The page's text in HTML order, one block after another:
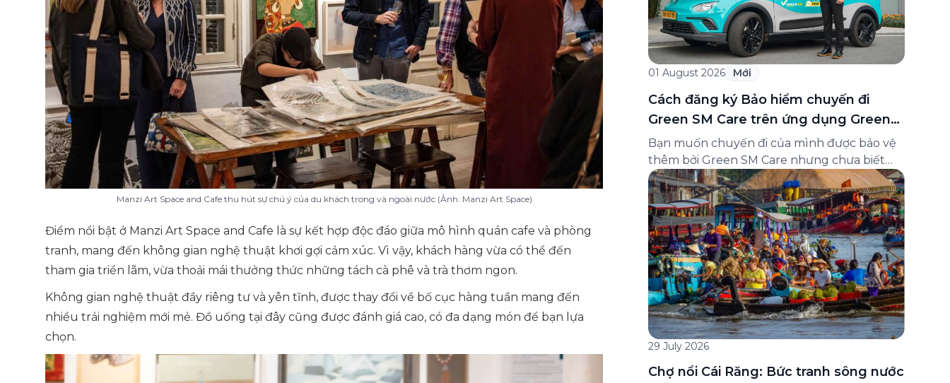
Manzi Art Space and Cafe thu hút sự chú ý của du khách trong và ngoài nước (Ảnh: Manzi Art Space)
Điểm nổi bật ở Manzi Art Space and Cafe là sự kết hợp độc đáo giữa mô hình quán cafe và phòng
tranh, mang đến không gian nghệ thuật khơi gợi cảm xúc. Vì vậy, khách hàng vừa có thể đến
tham gia triển lãm, vừa thoải mái thưởng thức những tách cà phê và trà thơm ngon.
Không gian nghệ thuật đầy riêng tư và yên tĩnh, được thay đổi về bố cục hàng tuần mang đến
nhiều trải nghiệm mới mẻ. Đồ uống tại đây cũng được đánh giá cao, có đa dạng món để bạn lựa
chọn.
01 August 2026 Mới
Cách đăng ký Bảo hiểm chuyến đi
Green SM Care trên ứng dụng Green
SM
Bạn muốn chuyến đi của mình được bảo vệ
thêm bởi Green SM Care nhưng chưa biết
đăng ký ở đâu? Bài viết dưới đây sẽ hướng
dẫn chi tiết cách tham gia (và hủy tham gia)
gói bảo hiểm này ngay trên ứng dụng Green
SM, cùng những lưu ý quan trọng trước khi
[…]
29 July 2026
Chợ nổi Cái Răng: Bức tranh sông nước